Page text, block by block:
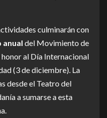
culminarán con
del Movimiento de
al Día Internacional
(3 de diciembre). La
desde el Teatro del
a sumarse a esta